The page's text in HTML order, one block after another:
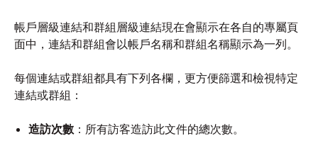
帳戶層級連結和群組層級連結現在會顯示在各自的專屬頁
面中，連結和群組會以帳戶名稱和群組名稱顯示為一列。
每個連結或群組都具有下列各欄，更方便篩選和檢視特定
連結或群組：
造訪次數 ：所有訪客造訪此文件的總次數。